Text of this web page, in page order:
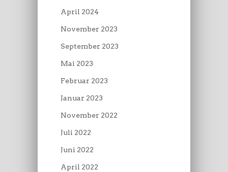
April 2024
November 2023
September 2023
Mai 2023
Februar 2023
Januar 2023
November 2022
Juli 2022
Juni 2022
April 2022